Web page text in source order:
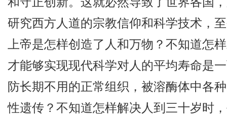
研究西方人道的宗教信仰和科学技术，
上帝是怎样创造了人和万物？不知道怎
才能够实现现代科学对人的平均寿命是
防长期不用的正常组织，被溶酶体中各
性遗传？不知道怎样解决人到三十岁时